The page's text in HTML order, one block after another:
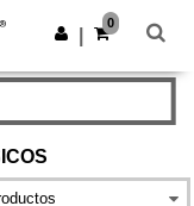
Descargar app
0